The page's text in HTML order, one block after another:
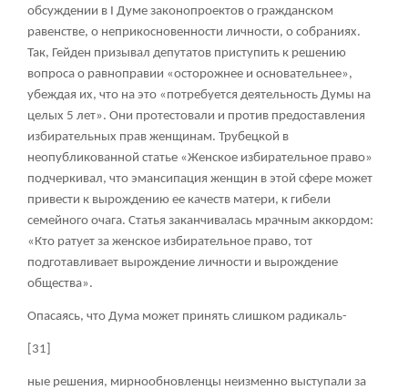
обсуждении в I Думе законопроектов о гражданском
равенстве, о неприкосновенности личности, о собраниях.
Так, Гейден призывал депутатов приступить к решению
вопроса о равноправии «осторожнее и основательнее»,
убеждая их, что на это «потребуется деятельность Думы на
целых 5 лет». Они протестовали и против предоставления
избирательных прав женщинам. Трубецкой в
неопубликованной статье «Женское избирательное право»
подчеркивал, что эмансипация женщин в этой сфере может
привести к вырождению ее качеств матери, к гибели
семейного очага. Статья заканчивалась мрачным аккордом:
«Кто ратует за женское избирательное право, тот
подготавливает вырождение личности и вырождение
общества».
Опасаясь, что Дума может принять слишком радикаль-
[31]
ные решения, мирнообновленцы неизменно выступали за